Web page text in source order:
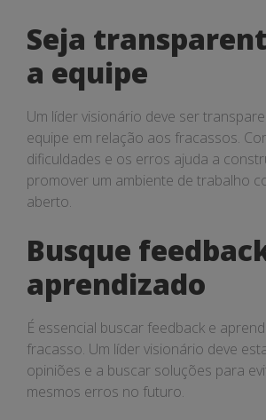
Seja
a equipe
Um líder visionário deve ser
equipe em relação aos fracassos.
dificuldades e os erros ajuda a
promover um ambiente de trabalho
aberto.
Busque
aprendizado
É essencial buscar feedback e
fracasso. Um líder visionário deve
opiniões e a buscar soluções para
mesmos erros no futuro.